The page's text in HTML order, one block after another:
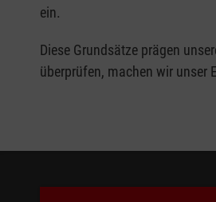
ein.
Diese Grundsätze prägen
überprüfen, machen wir unser